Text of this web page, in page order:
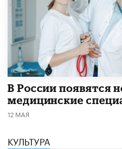
В России появятся
медицинские
12 МАЯ
КУЛЬТУРА